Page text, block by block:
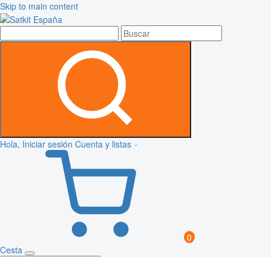
Skip to main content
Hola, Iniciar sesión Cuenta y listas
0
Cesta